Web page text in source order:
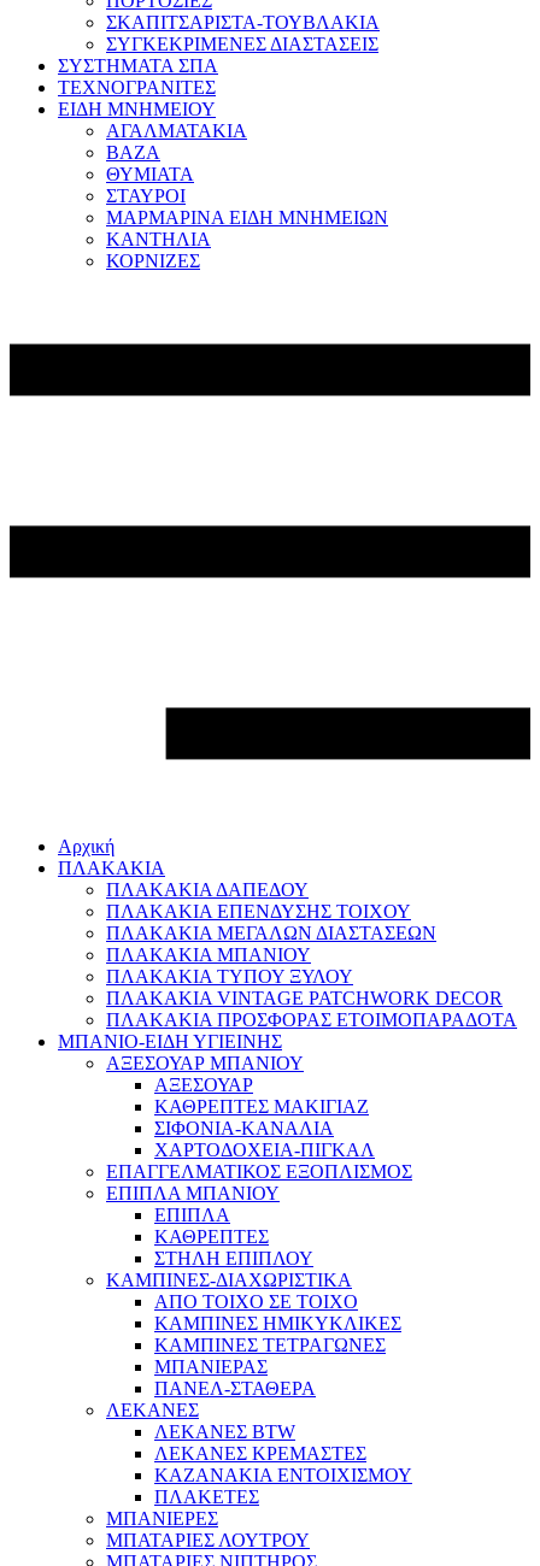
ΣΚΑΠΙΤΣΑΡΙΣΤΑ-ΤΟΥΒΛΑΚΙΑ
ΣΥΓΚΕΚΡΙΜΕΝΕΣ ΔΙΑΣΤΑΣΕΙΣ
ΣΥΣΤΗΜΑΤΑ ΣΠΑ
ΤΕΧΝΟΓΡΑΝΙΤΕΣ
ΕΙΔΗ ΜΝΗΜΕΙΟΥ
ΑΓΑΛΜΑΤΑΚΙΑ
ΒΑΖΑ
ΘΥΜΙΑΤΑ
ΣΤΑΥΡΟΙ
ΜΑΡΜΑΡΙΝΑ ΕΙΔΗ ΜΝΗΜΕΙΩΝ
ΚΑΝΤΗΛΙΑ
ΚΟΡΝΙΖΕΣ
Αρχική
ΠΛΑΚΑΚΙΑ
ΠΛΑΚΑΚΙΑ ΔΑΠΕΔΟΥ
ΠΛΑΚΑΚΙΑ ΕΠΕΝΔΥΣΗΣ ΤΟΙΧΟΥ
ΠΛΑΚΑΚΙΑ ΜΕΓΑΛΩΝ ΔΙΑΣΤΑΣΕΩΝ
ΠΛΑΚΑΚΙΑ ΜΠΑΝΙΟΥ
ΠΛΑΚΑΚΙΑ ΤΥΠΟΥ ΞΥΛΟΥ
ΠΛΑΚΑΚΙΑ VINTAGE PATCHWORK DECOR
ΠΛΑΚΑΚΙΑ ΠΡΟΣΦΟΡΑΣ ΕΤΟΙΜΟΠΑΡΑΔΟΤΑ
ΜΠΑΝΙΟ-ΕΙΔΗ ΥΓΙΕΙΝΗΣ
ΑΞΕΣΟΥΑΡ ΜΠΑΝΙΟΥ
ΑΞΕΣΟΥΑΡ
ΚΑΘΡΕΠΤΕΣ ΜΑΚΙΓΙΑΖ
ΣΙΦΟΝΙΑ-ΚΑΝΑΛΙΑ
ΧΑΡΤΟΔΟΧΕΙΑ-ΠΙΓΚΑΛ
ΕΠΑΓΓΕΛΜΑΤΙΚΟΣ ΕΞΟΠΛΙΣΜΟΣ
ΕΠΙΠΛΑ ΜΠΑΝΙΟΥ
ΕΠΙΠΛΑ
ΚΑΘΡΕΠΤΕΣ
ΣΤΗΛΗ ΕΠΙΠΛΟΥ
ΚΑΜΠΙΝΕΣ-ΔΙΑΧΩΡΙΣΤΙΚΑ
ΑΠΟ ΤΟΙΧΟ ΣΕ ΤΟΙΧΟ
ΚΑΜΠΙΝΕΣ ΗΜΙΚΥΚΛΙΚΕΣ
ΚΑΜΠΙΝΕΣ ΤΕΤΡΑΓΩΝΕΣ
ΜΠΑΝΙΕΡΑΣ
ΠΑΝΕΛ-ΣΤΑΘΕΡΑ
ΛΕΚΑΝΕΣ
ΛΕΚΑΝΕΣ BTW
ΛΕΚΑΝΕΣ ΚΡΕΜΑΣΤΕΣ
ΚΑΖΑΝΑΚΙΑ ΕΝΤΟΙΧΙΣΜΟΥ
ΠΛΑΚΕΤΕΣ
ΜΠΑΝΙΕΡΕΣ
ΜΠΑΤΑΡΙΕΣ ΛΟΥΤΡΟΥ
ΜΠΑΤΑΡΙΕΣ ΝΙΠΤΗΡΟΣ